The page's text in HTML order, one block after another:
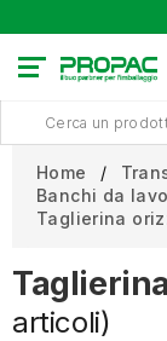
Home
Banchi da
Taglierina
articoli)